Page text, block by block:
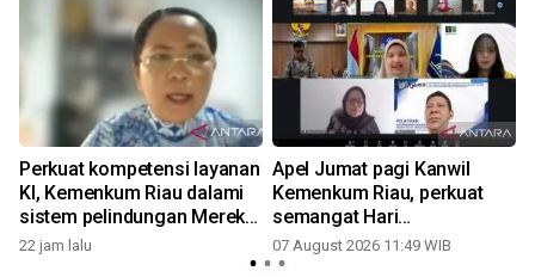
Perkuat kompetensi layanan
KI, Kemenkum Riau dalami
sistem pelindungan Merek
bersama DJKI
22 jam lalu
Apel Jumat pagi Kanwil
Kemenkum Riau, perkuat
semangat Hari
Pengayoman ke-81 dan
kesiapan menuju WBBM
07 August 2026 11:49 WIB